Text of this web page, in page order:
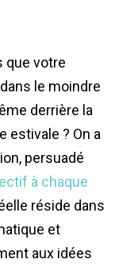
que votre
le moindre
derrière la
estivale ? On a
persuadé
à chaque
réside dans
et
aux idées